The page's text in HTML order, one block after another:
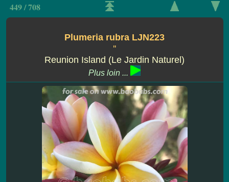
449 / 708
Plumeria rubra LJN223
''
Reunion Island (Le Jardin Naturel)
Plus loin ...